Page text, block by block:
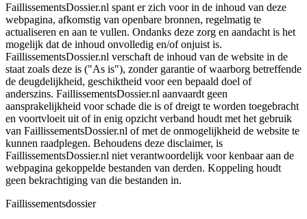
FaillissementsDossier.nl spant er zich voor in de inhoud van deze
webpagina, afkomstig van openbare bronnen, regelmatig te
actualiseren en aan te vullen. Ondanks deze zorg en aandacht is het
mogelijk dat de inhoud onvolledig en/of onjuist is.
FaillissementsDossier.nl verschaft de inhoud van de website in de
staat zoals deze is ("As is"), zonder garantie of waarborg betreffende
de deugdelijkheid, geschiktheid voor een bepaald doel of
anderszins. FaillissementsDossier.nl aanvaardt geen
aansprakelijkheid voor schade die is of dreigt te worden toegebracht
en voortvloeit uit of in enig opzicht verband houdt met het gebruik
van FaillissementsDossier.nl of met de onmogelijkheid de website te
kunnen raadplegen. Behoudens deze disclaimer, is
FaillissementsDossier.nl niet verantwoordelijk voor kenbaar aan de
webpagina gekoppelde bestanden van derden. Koppeling houdt
geen bekrachtiging van die bestanden in.
Faillissementsdossier